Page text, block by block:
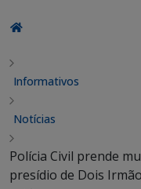
Informativos
Notícias
Polícia Civil prende
presídio de Dois